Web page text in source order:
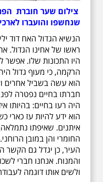
צילום שער חוברת
שנחשפו והועברו
הנשיא הגדול האח דוד
ראשו של אחינו הגדול.
היו התכונות שלו. אפשר
הרקמה, כי מעוף גדול
הוא עשה בשביל אחרים
חברתו בחיים נפטרה
היה רעו בחיים: בהיותו
הוא ידע להיות עז כארי
איתנים. שאיפתו
החומרי והן במובן
העיר, כן יגדל גם הקשר
והמנוח. אנחנו חברי
ולשים אותו דוגמה